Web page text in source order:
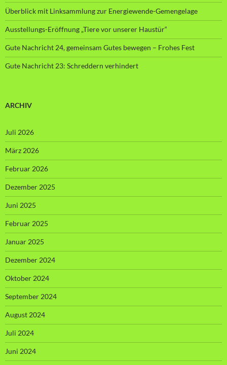
Überblick mit Linksammlung zur Energiewende-Gemengelage
Ausstellungs-Eröffnung „Tiere vor unserer Haustür“
Gute Nachricht 24, gemeinsam Gutes bewegen – Frohes Fest
Gute Nachricht 23: Schreddern verhindert
ARCHIV
Juli 2026
März 2026
Februar 2026
Dezember 2025
Juni 2025
Februar 2025
Januar 2025
Dezember 2024
Oktober 2024
September 2024
August 2024
Juli 2024
Juni 2024